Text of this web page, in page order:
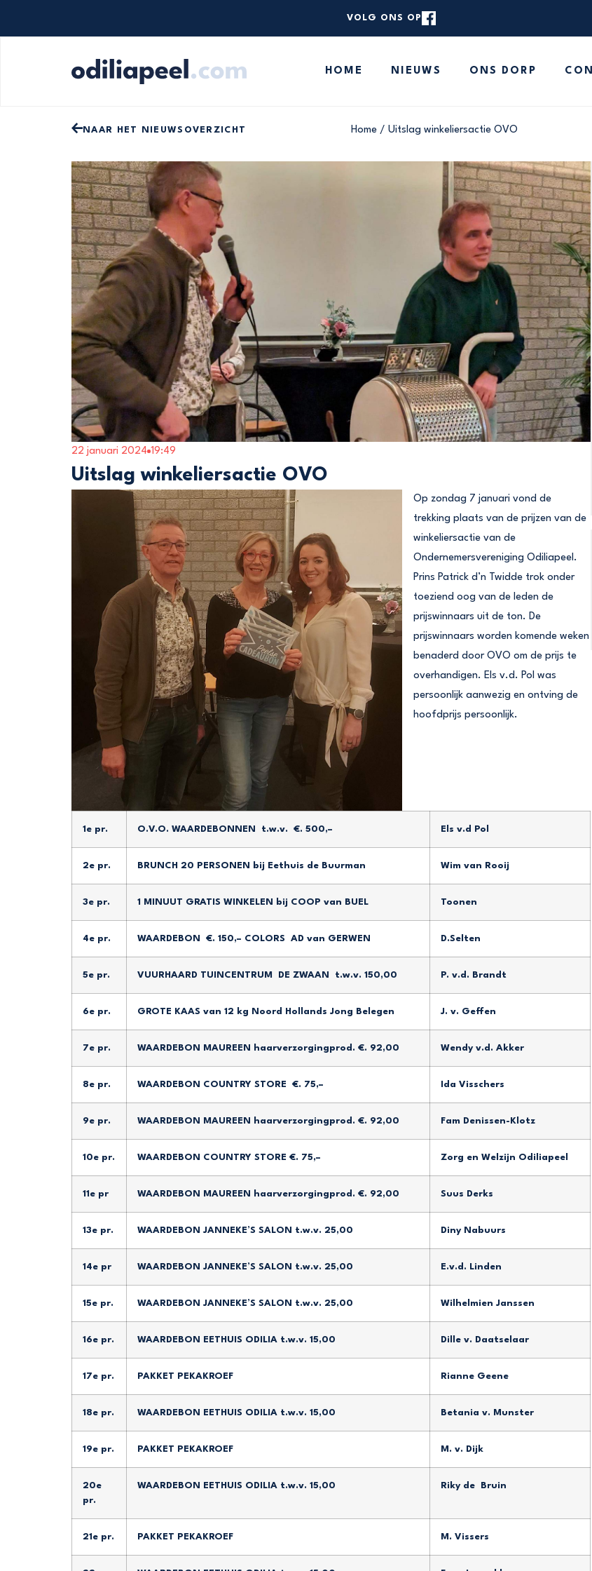
VOLG ONS OP
HOME NIEUWS ONS DORP
NAAR HET NIEUWSOVERZICHT Home / Uitslag winkeliersactie OVO
22 januari 2024 19:49
Uitslag winkeliersactie OVO
Op zondag 7 januari vond de
trekking plaats van de prijzen van de
winkeliersactie van de
Ondernemersvereniging Odiliapeel.
Prins Patrick d’n Twidde trok onder
toeziend oog van de leden de
prijswinnaars uit de ton. De
prijswinnaars worden komende weken
benaderd door OVO om de prijs te
overhandigen. Els v.d. Pol was
persoonlijk aanwezig en ontving de
hoofdprijs persoonlijk.
1e pr. O.V.O. WAARDEBONNEN t.w.v. €. 500,– Els v.d Pol
2e pr. BRUNCH 20 PERSONEN bij Eethuis de Buurman Wim van Rooij
3e pr. 1 MINUUT GRATIS WINKELEN bij COOP van BUEL Toonen
4e pr. WAARDEBON €. 150,– COLORS AD van GERWEN D.Selten
5e pr. VUURHAARD TUINCENTRUM DE ZWAAN t.w.v. 150,00 P. v.d. Brandt
6e pr. GROTE KAAS van 12 kg Noord Hollands Jong Belegen J. v. Geffen
7e pr. WAARDEBON MAUREEN haarverzorgingprod. €. 92,00 Wendy v.d. Akker
8e pr. WAARDEBON COUNTRY STORE €. 75,– Ida Visschers
9e pr. WAARDEBON MAUREEN haarverzorgingprod. €. 92,00 Fam Denissen-Klotz
10e pr. WAARDEBON COUNTRY STORE €. 75,– Zorg en Welzijn Odiliapeel
11e pr WAARDEBON MAUREEN haarverzorgingprod. €. 92,00 Suus Derks
13e pr. WAARDEBON JANNEKE’S SALON t.w.v. 25,00 Diny Nabuurs
14e pr WAARDEBON JANNEKE’S SALON t.w.v. 25,00 E.v.d. Linden
15e pr. WAARDEBON JANNEKE’S SALON t.w.v. 25,00 Wilhelmien Janssen
16e pr. WAARDEBON EETHUIS ODILIA t.w.v. 15,00 Dille v. Daatselaar
17e pr. PAKKET PEKAKROEF Rianne Geene
18e pr. WAARDEBON EETHUIS ODILIA t.w.v. 15,00 Betania v. Munster
19e pr. PAKKET PEKAKROEF M. v. Dijk
20e
pr.
WAARDEBON EETHUIS ODILIA t.w.v. 15,00 Riky de Bruin
21e pr. PAKKET PEKAKROEF M. Vissers
ONS DORP
MELD JE NIEUWS
Op zoek naar iets specifieks? Gebruik onderstaande zoekbalk om de website te doorzoeken.